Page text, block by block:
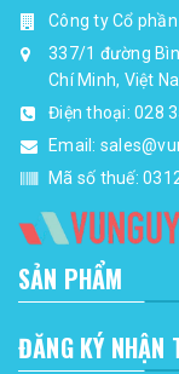
Công ty Cổ
337/1 đường
Chí Minh, Việt
Điện thoại: 028
Email:
Mã số thuế:
SẢN PHẨM
ĐĂNG KÝ NHẬN